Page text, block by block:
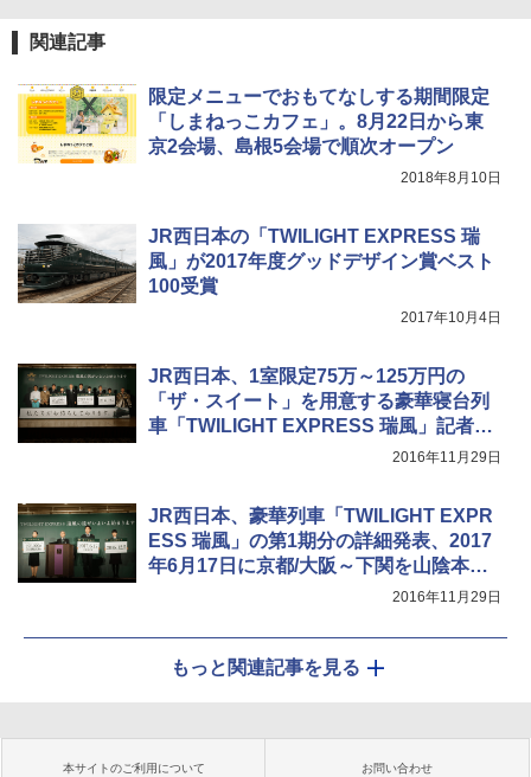
関連記事
限定メニューでおもてなしする期間限定
「しまねっこカフェ」。8月22日から東
京2会場、島根5会場で順次オープン
2018年8月10日
JR西日本の「TWILIGHT EXPRESS 瑞
風」が2017年度グッドデザイン賞ベスト
100受賞
2017年10月4日
JR西日本、1室限定75万～125万円の
「ザ・スイート」を用意する豪華寝台列
車「TWILIGHT EXPRESS 瑞風」記者会
2016年11月29日
JR西日本、豪華列車「TWILIGHT EXPR
ESS 瑞風」の第1期分の詳細発表、2017
年6月17日に京都/大阪～下関を山陰本線
2016年11月29日
もっと関連記事を見る
本サイトのご利用について お問い合わせ